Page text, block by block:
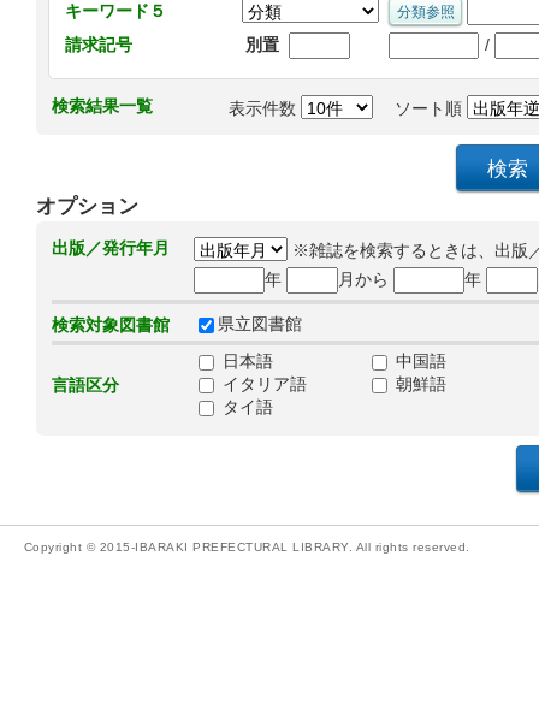
キーワード５
請求記号
別置 /
検索結果一覧 表示件数 ソート順
オプション
出版／発行年月
※雑誌を検索するときは、出版
年
月から 年
検索対象図書館 県立図書館
言語区分
日本語
中国語
イタリア語
朝鮮語
タイ語
Copyright © 2015-IBARAKI PREFECTURAL LIBRARY. All rights reserved.